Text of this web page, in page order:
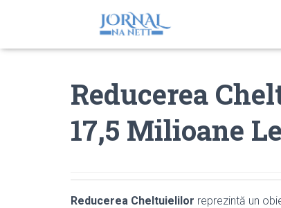
Reducerea
17,5 Milioane
Reducerea Cheltuielilor reprezintă un